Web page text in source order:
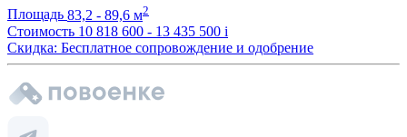
Площадь 83,2 - 89,6 м2
Стоимость 10 818 600 - 13 435 500 i
Скидка: Бесплатное сопровождение и одобрение